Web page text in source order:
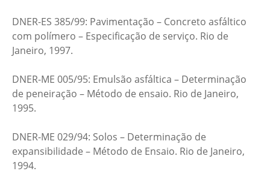
DNER-ES 385/99: Pavimentação – Concreto asfáltico
com polímero – Especificação de serviço. Rio de
Janeiro, 1997.
DNER-ME 005/95: Emulsão asfáltica – Determinação
de peneiração – Método de ensaio. Rio de Janeiro,
1995.
DNER-ME 029/94: Solos – Determinação de
expansibilidade – Método de Ensaio. Rio de Janeiro,
1994.